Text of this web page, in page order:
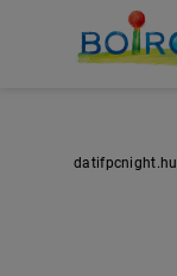
tartalomra
datifpcnight.hu